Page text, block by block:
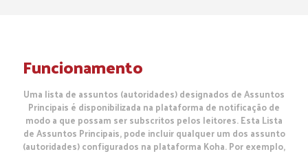
Funcionamento
Uma lista de assuntos (autoridades) designados de Assuntos
Principais é disponibilizada na plataforma de notificação de
modo a que possam ser subscritos pelos leitores. Esta Lista
de Assuntos Principais, pode incluir qualquer um dos assunto
(autoridades) configurados na plataforma Koha. Por exemplo,